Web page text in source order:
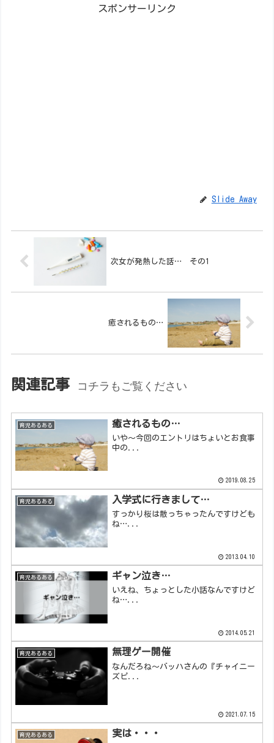
スポンサーリンク
Slide Away
次女が発熱した話… その1
癒されるもの…
関連記事 コチラもご覧ください
育児あるある 癒されるもの…
いや～今回のエントリはちょいとお食事
中の...
2019.08.25
育児あるある 入学式に行きまして…
すっかり桜は散っちゃったんですけども
ね…...
2013.04.10
育児あるある ギャン泣き…
いえね、ちょっとした小話なんですけど
ね…...
2014.05.21
育児あるある 無理ゲー開催
なんだろね～バッハさんの『チャイニー
ズピ...
2021.07.15
育児あるある 実は・・・